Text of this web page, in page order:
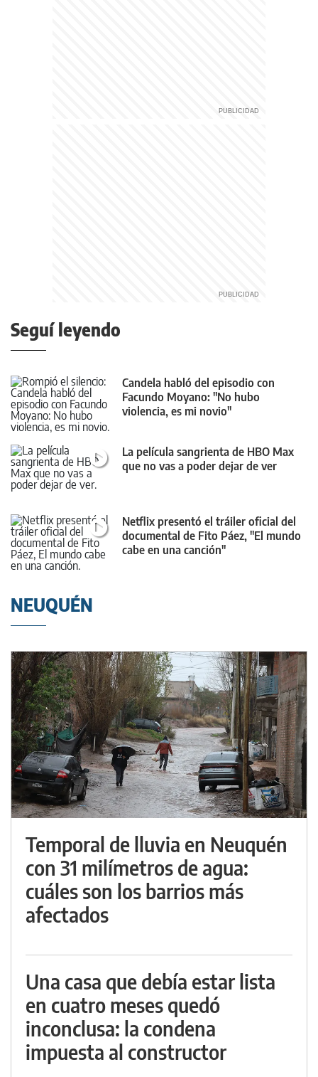
Seguí leyendo
Candela habló del episodio con
Facundo Moyano: "No hubo
violencia, es mi novio"
La película sangrienta de HBO Max
que no vas a poder dejar de ver
Netflix presentó el tráiler oficial del
documental de Fito Páez, "El mundo
cabe en una canción"
NEUQUÉN
Temporal de lluvia en Neuquén
con 31 milímetros de agua:
cuáles son los barrios más
afectados
Una casa que debía estar lista
en cuatro meses quedó
inconclusa: la condena
impuesta al constructor